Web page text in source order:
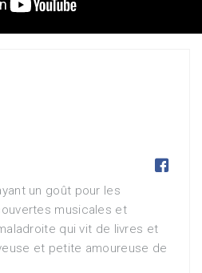

un goût pour les
musicales et
qui vit de livres et
et petite amoureuse de